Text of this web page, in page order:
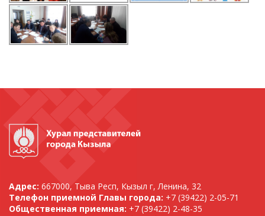
Адрес: 667000, Тыва Респ, Кызыл г, Ленина, 32
Телефон приемной Главы города: +7 (39422) 2-05-71
Общественная приемная: +7 (39422) 2-48-35